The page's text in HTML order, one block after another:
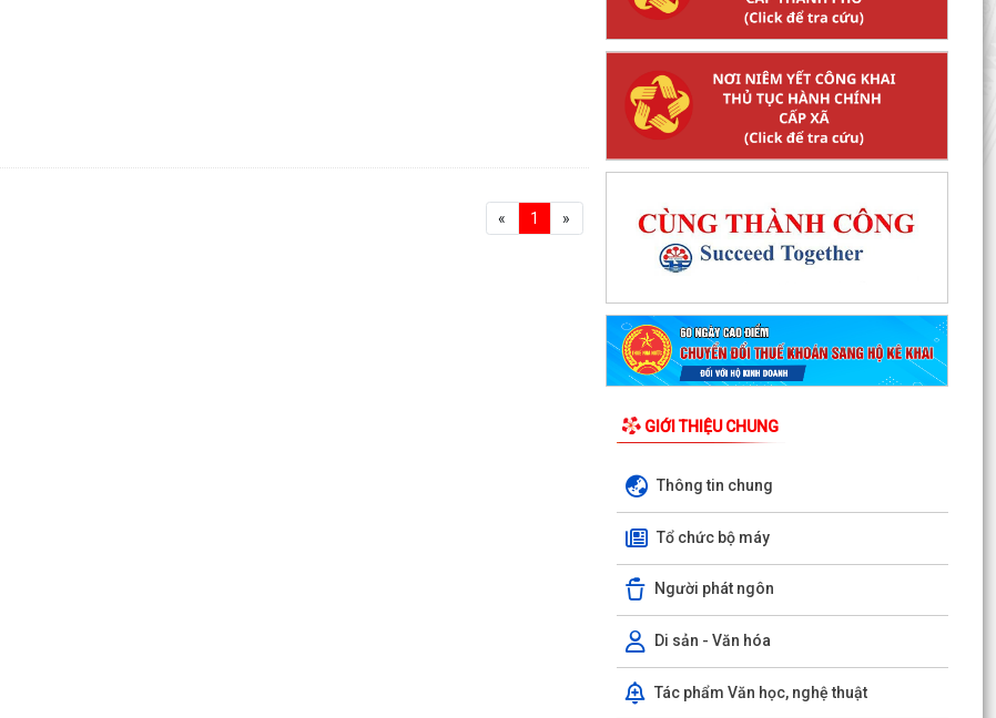
« 1 »
GIỚI THIỆU CHUNG
Thông tin chung
Tổ chức bộ máy
Người phát ngôn
Di sản - Văn hóa
Tác phẩm Văn học, nghệ thuật